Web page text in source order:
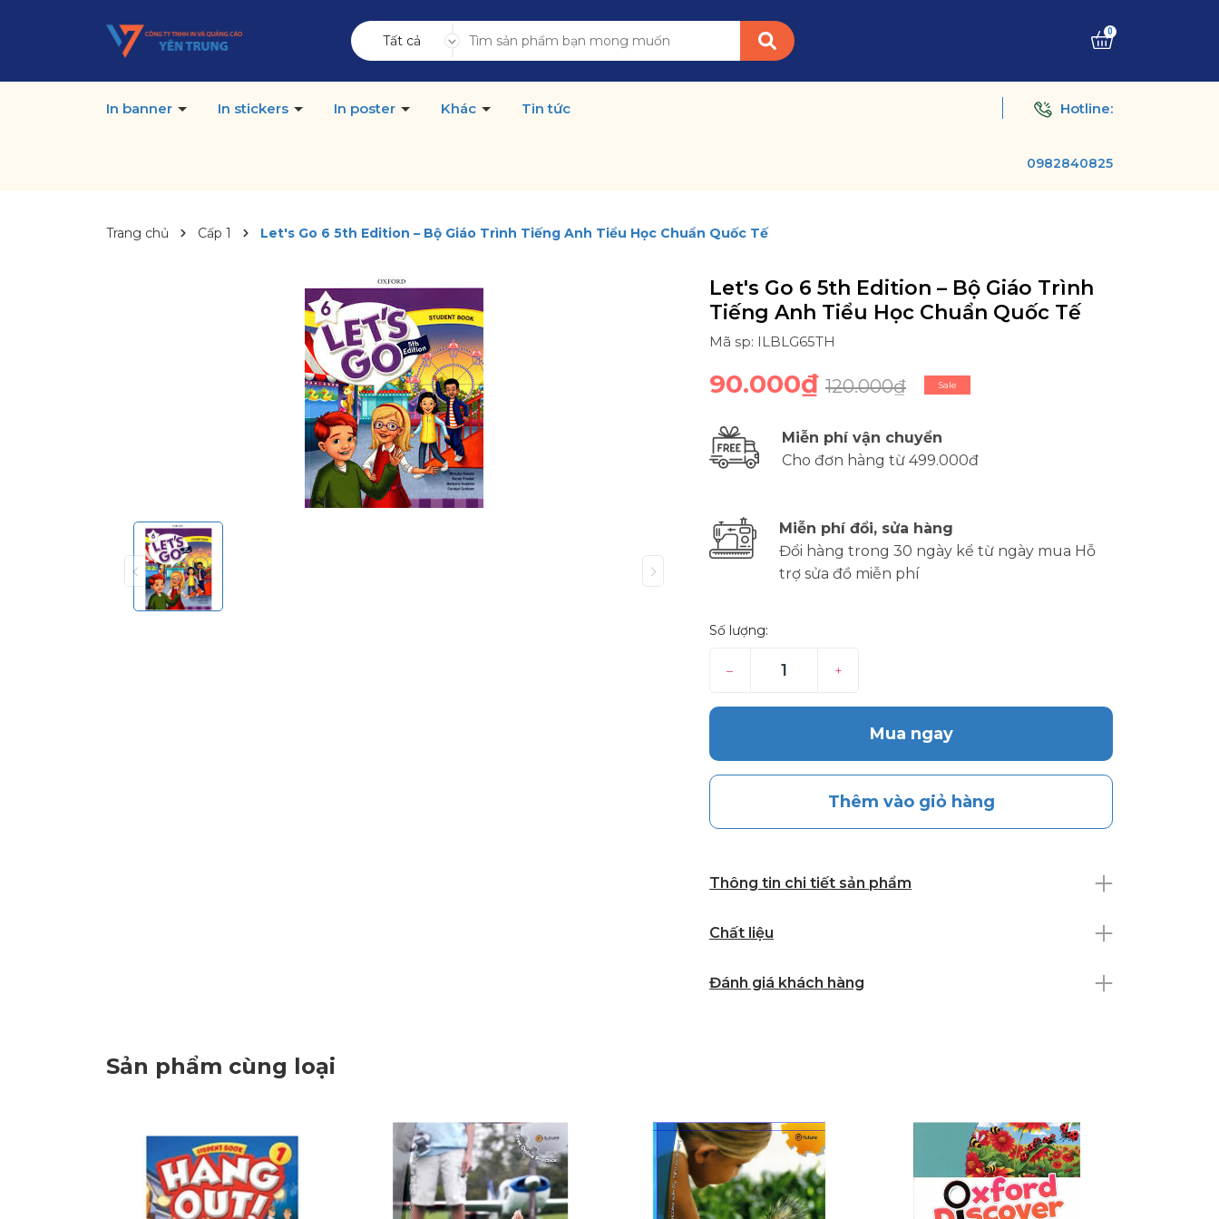
Tất cả
0
In banner In stickers In poster Khác Tin tức Hotline:
0982840825
Trang chủ Cấp 1 Let's Go 6 5th Edition – Bộ Giáo Trình Tiếng Anh Tiểu Học Chuẩn Quốc Tế
Let's Go 6 5th Edition – Bộ Giáo Trình
Tiếng Anh Tiểu Học Chuẩn Quốc Tế
Mã sp: ILBLG65TH
90.000₫ 120.000₫ Sale
Miễn phí vận chuyển
Cho đơn hàng từ 499.000đ
Miễn phí đổi, sửa hàng
Đổi hàng trong 30 ngày kể từ ngày mua Hỗ
trợ sửa đồ miễn phí
Số lượng:
– +
Mua ngay
Thêm vào giỏ hàng
Thông tin chi tiết sản phẩm
Chất liệu
Đánh giá khách hàng
Sản phẩm cùng loại